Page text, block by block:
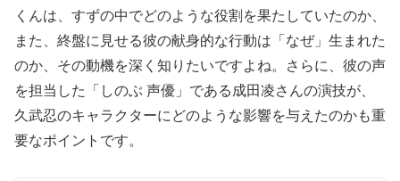
くんは、すずの中でどのような役割を果たしていたのか、
また、終盤に見せる彼の献身的な行動は「なぜ」生まれた
のか、その動機を深く知りたいですよね。さらに、彼の声
を担当した「しのぶ 声優」である成田凌さんの演技が、
久武忍のキャラクターにどのような影響を与えたのかも重
要なポイントです。